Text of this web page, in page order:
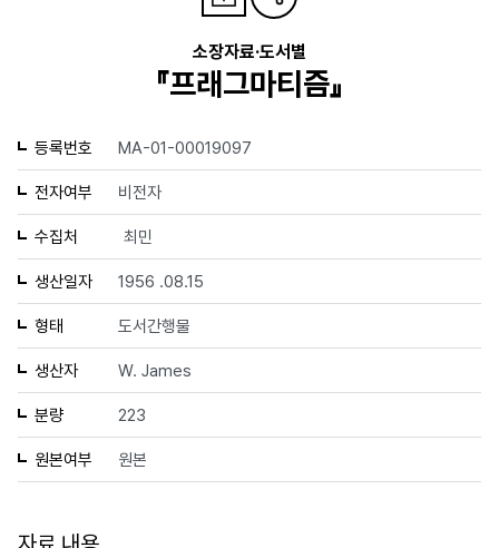
소장자료·도서별
『프래그마티즘』
등록번호 MA-01-00019097
전자여부 비전자
수집처 최민
생산일자 1956 .08.15
형태 도서간행물
생산자 W. James
분량 223
원본여부 원본